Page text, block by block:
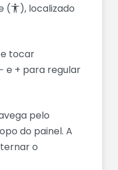
(
), localizado
tocar
− e + para regular
pelo
do painel. A
o